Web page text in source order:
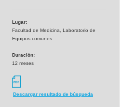
Lugar:
Facultad de Medicina, Laboratorio de
Equipos comunes
Duración:
12 meses
Descargar resultado de búsqueda